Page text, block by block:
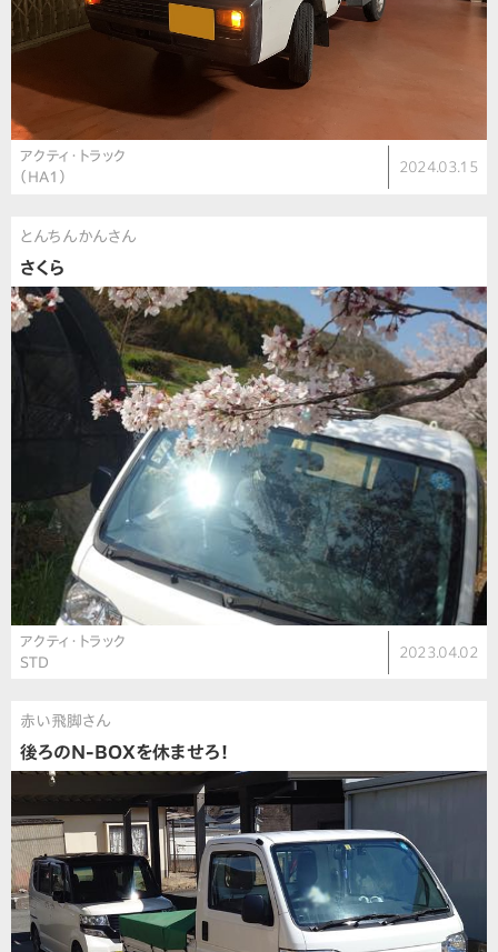
アクティ・トラック
（HA1）
2024.03.15
とんちんかんさん
さくら
アクティ・トラック
STD
2023.04.02
赤い飛脚さん
後ろのN-BOXを休ませろ！